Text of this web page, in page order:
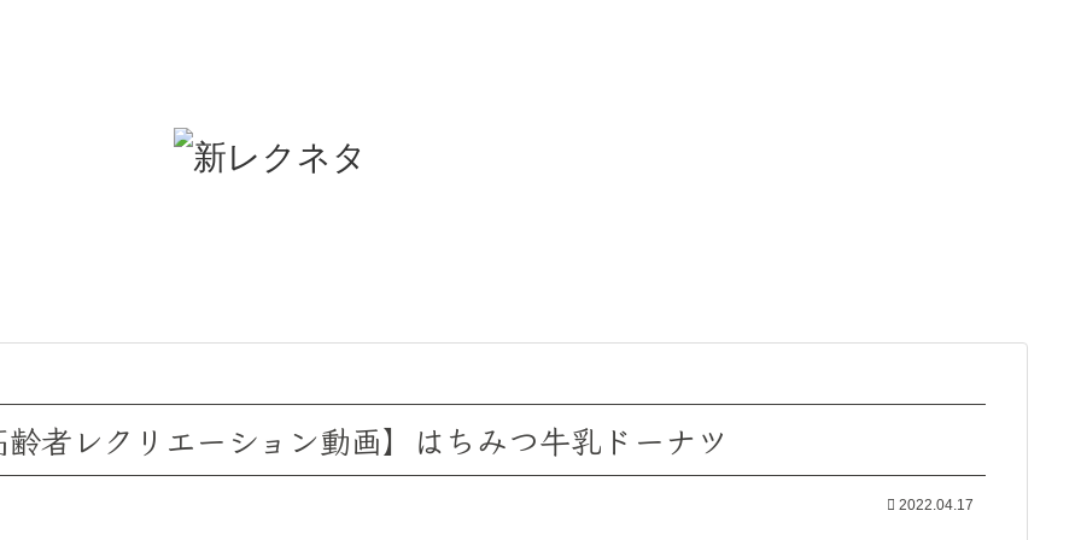
者レクリエーション動画】はちみつ牛乳ドーナツ
2022.04.17